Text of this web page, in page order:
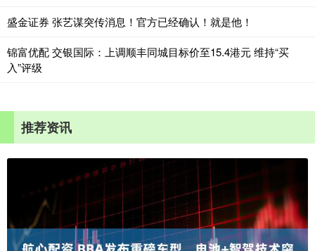
盛金证券 张艺谋突传消息！官方已经确认！就是他！
锦富优配 交银国际：上调顺丰同城目标价至15.4港元 维持“买
入”评级
推荐资讯